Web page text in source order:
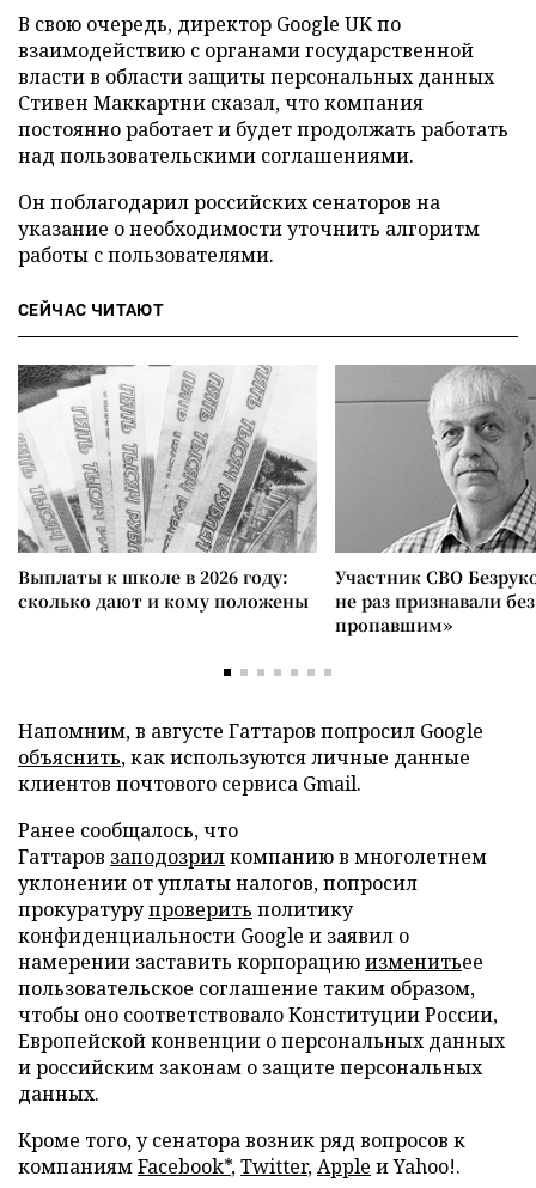
В свою очередь, директор Google UK по
взаимодействию с органами государственной
власти в области защиты персональных данных
Стивен Маккартни сказал, что компания
постоянно работает и будет продолжать работать
над пользовательскими соглашениями.
Он поблагодарил российских сенаторов на
указание о необходимости уточнить алгоритм
работы с пользователями.
СЕЙЧАС ЧИТАЮТ
Выплаты к школе в 2026 году:
сколько дают и кому положены
Участник СВО
не раз признавали
пропавшим»
Напомним, в августе Гаттаров попросил Google
объяснить, как используются личные данные
клиентов почтового сервиса Gmail.
Ранее сообщалось, что
Гаттаров заподозрилкомпанию в многолетнем
уклонении от уплаты налогов, попросил
прокуратурупроверить политику
конфиденциальности Google и заявил о
намерении заставить корпорациюизменитьее
пользовательское соглашение таким образом,
чтобы оно соответствовало Конституции России,
Европейской конвенции о персональных данных
и российским законам о защите персональных
данных.
Кроме того, у сенатора возник ряд вопросов к
компаниямFacebook*,Twitter,Apple и Yahoo!.